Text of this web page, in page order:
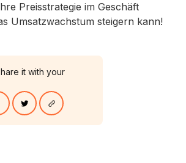
it with your
Preisstrategie im Geschäft
Umsatzwachstum steigern kann!